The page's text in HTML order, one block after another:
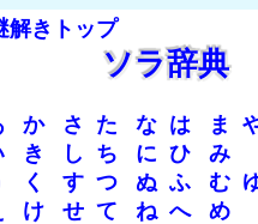
解きトップ
ソラ辞典
か さ た な は ま
き し ち に ひ み
く す つ ぬ ふ む
け せ て ね へ め